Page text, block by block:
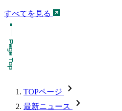
すべてを見る
TOPページ chevron_forward
最新ニュース chevron_forward